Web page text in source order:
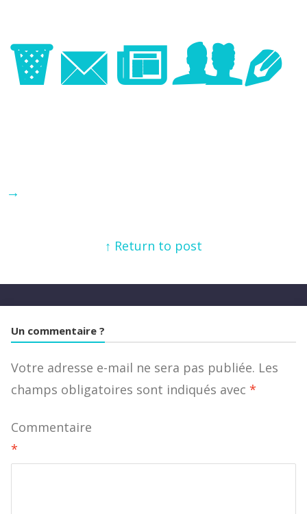
Image
→
↑ Return to post
Un commentaire ?
Votre adresse e-mail ne sera pas publiée. Les
champs obligatoires sont indiqués avec *
Commentaire
*